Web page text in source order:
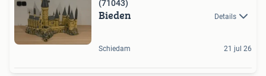
(71043)
Bieden Details
Schiedam 21 jul 26